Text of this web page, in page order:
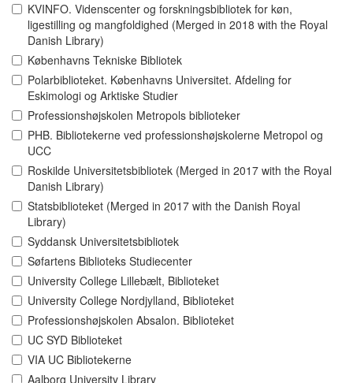
KVINFO. Videnscenter og forskningsbibliotek for køn,
ligestilling og mangfoldighed (Merged in 2018 with the Royal
Danish Library)
Københavns Tekniske Bibliotek
Polarbiblioteket. Københavns Universitet. Afdeling for
Eskimologi og Arktiske Studier
Professionshøjskolen Metropols biblioteker
PHB. Bibliotekerne ved professionshøjskolerne Metropol og
UCC
Roskilde Universitetsbibliotek (Merged in 2017 with the Royal
Danish Library)
Statsbiblioteket (Merged in 2017 with the Danish Royal
Library)
Syddansk Universitetsbibliotek
Søfartens Biblioteks Studiecenter
University College Lillebælt, Biblioteket
University College Nordjylland, Biblioteket
Professionshøjskolen Absalon. Biblioteket
UC SYD Biblioteket
VIA UC Bibliotekerne
Aalborg University Library